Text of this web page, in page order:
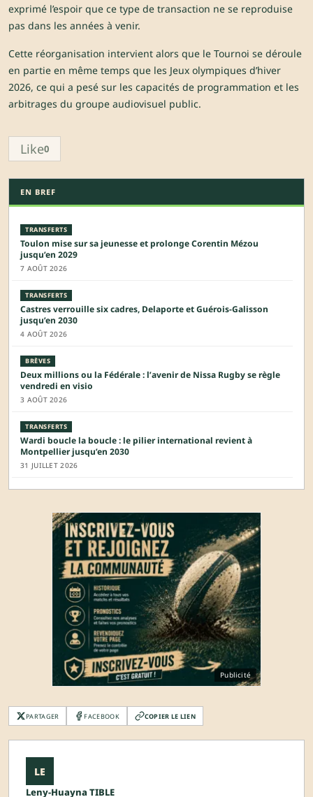
exprimé l’espoir que ce type de transaction ne se reproduise
pas dans les années à venir.
Cette réorganisation intervient alors que le Tournoi se déroule
en partie en même temps que les Jeux olympiques d’hiver
2026, ce qui a pesé sur les capacités de programmation et les
arbitrages du groupe audiovisuel public.
Like0
EN BREF
TRANSFERTS
Toulon mise sur sa jeunesse et prolonge Corentin Mézou
jusqu’en 2029
7 AOÛT 2026
TRANSFERTS
Castres verrouille six cadres, Delaporte et Guérois-Galisson
jusqu’en 2030
4 AOÛT 2026
BRÈVES
Deux millions ou la Fédérale : l’avenir de Nissa Rugby se règle
vendredi en visio
3 AOÛT 2026
TRANSFERTS
Wardi boucle la boucle : le pilier international revient à
Montpellier jusqu’en 2030
31 JUILLET 2026
Publicité
PARTAGER FACEBOOK COPIER LE LIEN
LE
Leny-Huayna TIBLE